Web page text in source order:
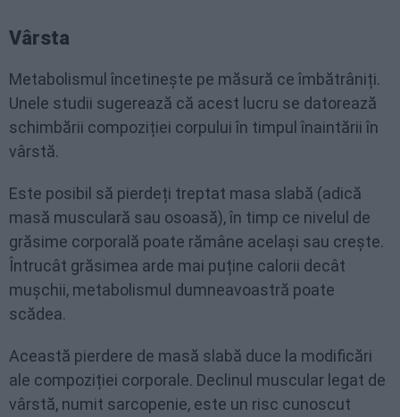
Vârsta
Metabolismul încetinește pe măsură ce îmbătrâniți.
Unele studii sugerează că acest lucru se datorează
schimbării compoziției corpului în timpul înaintării în
vârstă.
Este posibil să pierdeți treptat masa slabă (adică
masă musculară sau osoasă), în timp ce nivelul de
grăsime corporală poate rămâne același sau crește.
Întrucât grăsimea arde mai puține calorii decât
mușchii, metabolismul dumneavoastră poate
scădea.
Această pierdere de masă slabă duce la modificări
ale compoziției corporale. Declinul muscular legat de
vârstă, numit sarcopenie, este un risc cunoscut